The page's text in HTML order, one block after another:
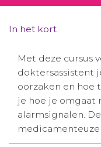
Actueel
Contact
Winkelwagentje
Aanmelden
In het kort
Met deze cursus
doktersassistent
oorzaken en hoe
je hoe je omgaat
alarmsignalen.